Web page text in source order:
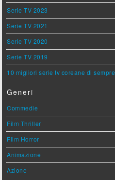
Serie TV 2023
Serie TV 2021
Serie TV 2020
Serie TV 2019
10 migliori serie tv coreane di sempre
Generi
Commedie
Film Thriller
Film Horror
Animazione
Azione